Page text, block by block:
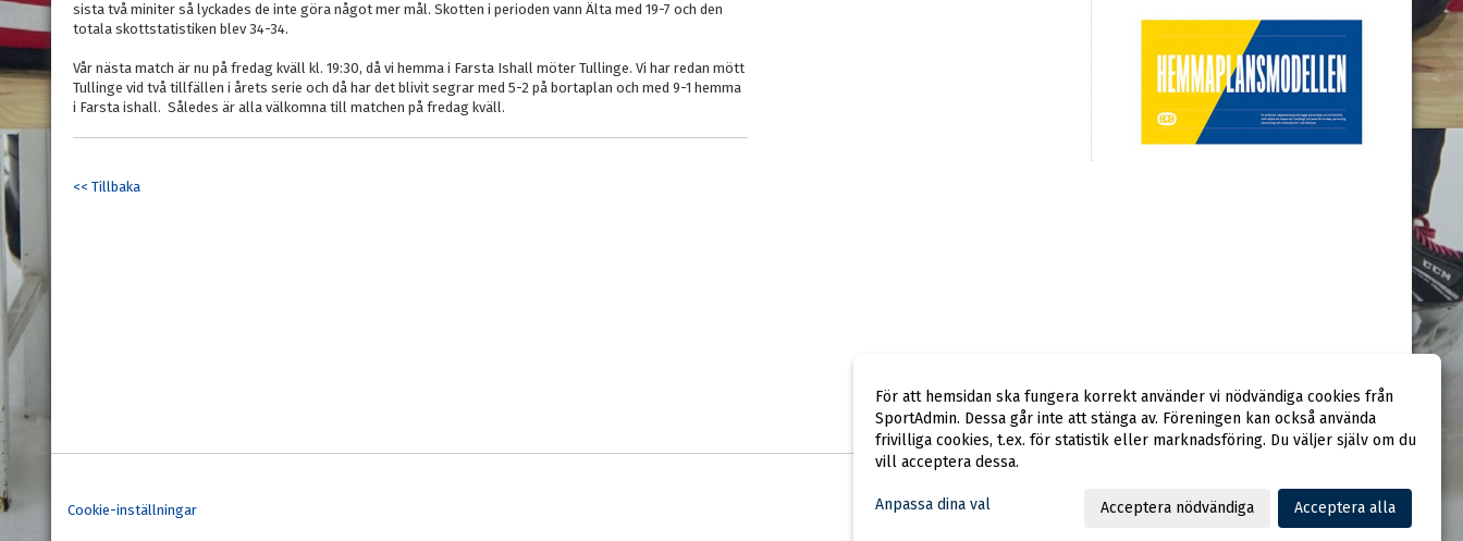
sista två miniter så lyckades de inte göra något mer mål. Skotten i perioden vann Älta med 19-7 och den
totala skottstatistiken blev 34-34.
Vår nästa match är nu på fredag kväll kl. 19:30, då vi hemma i Farsta Ishall möter Tullinge. Vi har redan mött
Tullinge vid två tillfällen i årets serie och då har det blivit segrar med 5-2 på bortaplan och med 9-1 hemma
i Farsta ishall. Således är alla välkomna till matchen på fredag kväll.
<< Tillbaka
Cookie-inställningar
För att hemsidan ska fungera korrekt använder vi nödvändiga cookies från
SportAdmin. Dessa går inte att stänga av. Föreningen kan också använda
frivilliga cookies, t.ex. för statistik eller marknadsföring. Du väljer själv om du
vill acceptera dessa.
Anpassa dina val Acceptera nödvändiga Acceptera alla